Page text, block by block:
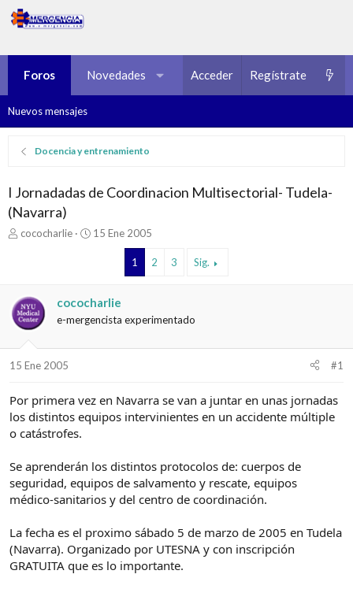
Foros Novedades Multimedia Recursos
Acceder Regístrate
Nuevos mensajes
Docencia y entrenamiento
I Jornadadas de Coordinacion Multisectorial- Tudela-
(Navarra)
I
a
d
o
d
t
e
m
cococharlie
F
d
e
n
o
15 Ene 2005
1 2 3 Sig.
cococharlie
e-mergencista experimentado
15 Ene 2005 #1
Por primera vez en Navarra se van a juntar en unas jornadas
los distintos equipos intervinientes en un accidente múltiple
o catástrofes.
Se aprenderán los distintos protocolos de: cuerpos de
seguridad, equipos de salvamento y rescate, equipos
médico-sanitarios y del centro de coordinación.
La fecha es el proximo sábado 5 de marzo de 2005 en Tudela
(Navarra). Organizado por UTESNA y con inscripción
GRATUITA que es lo importante.